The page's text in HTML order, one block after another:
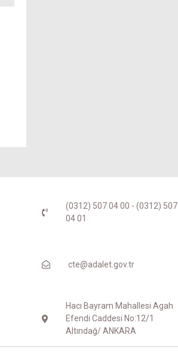
(0312) 507 04 00 - (0312) 507
04 01
cte@adalet.gov.tr
Hacı Bayram Mahallesi Agah
Efendi Caddesi No:12/1
Altındağ/ ANKARA